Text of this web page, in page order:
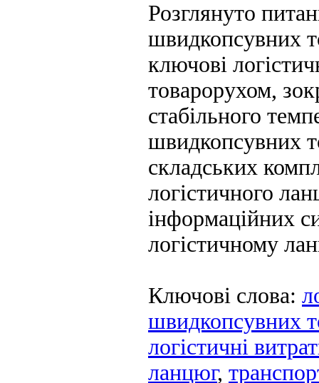
Розглянуто
швидкопсувних
ключові
товарорухом,
стабільного
швидкопсувних
складських
логістичного
інформаційних
логістичному
Ключові слова:
швидкопсувних
логістичні
ланцюг,